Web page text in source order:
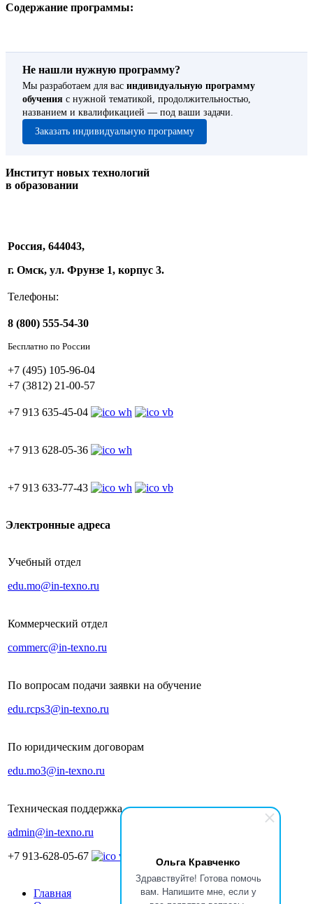
Ольга Кравченко
Здравствуйте! Готова помочь
вам. Напишите мне, если у
Содержание программы:
Не нашли нужную программу?
Мы разработаем для вас индивидуальную программу
обучения с нужной тематикой, продолжительностью,
названием и квалификацией — под ваши задачи.
Заказать индивидуальную программу
Институт новых технологий
в образовании
Россия, 644043,
г. Омск, ул. Фрунзе 1, корпус 3.
Телефоны:
8 (800) 555-54-30
Бесплатно по России
+7 (495) 105-96-04
+7 (3812) 21-00-57
+7 913 635-45-04
+7 913 628-05-36
+7 913 633-77-43
Электронные адреса
Учебный отдел
edu.mo@in-texno.ru
Коммерческий отдел
commerc@in-texno.ru
По вопросам подачи заявки на обучение
edu.rcps3@in-texno.ru
По юридическим договорам
edu.mo3@in-texno.ru
Техническая поддержка
admin@in-texno.ru
+7 913-628-05-67
Главная